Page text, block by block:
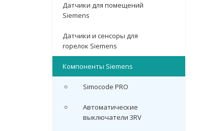
Датчики для помещений
Siemens
Датчики и сенсоры для
горелок Siemens
Компоненты Siemens
Simocode PRO
Автоматические
выключатели 3RV